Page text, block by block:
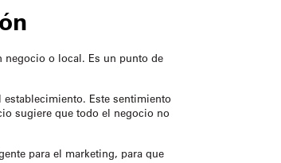
negocio o local. Es un punto de
Este sentimiento
sugiere que todo el negocio no
para el marketing, para que